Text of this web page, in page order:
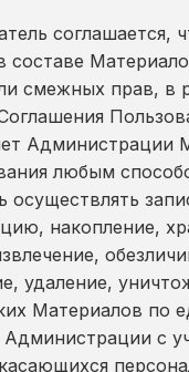
соглашается,
составе
смежных прав, в
Администрации
любым
осуществлять
накопление,
удаление,
Материалов по
с